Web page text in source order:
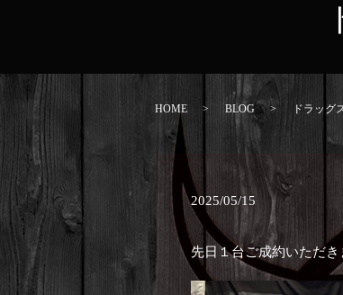
HOME BLOG ドラッ
2025/05/15
先日１台ご成約いただ